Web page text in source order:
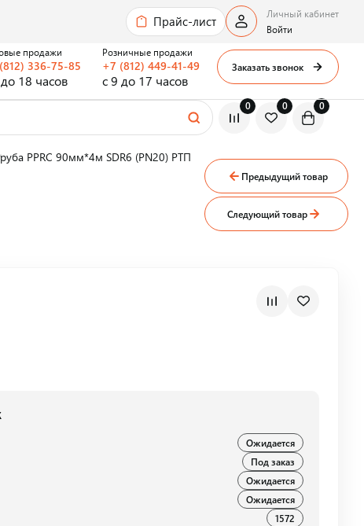
Прайс-лист
0 0 0
продажи
336-75-85
18 часов
Розничные продажи
+7 (812) 449-41-49
с 9 до 17 часов
Заказать звонок
Личный кабинет
Войти
PPRC 90мм*4м SDR6 (PN20) РТП
Ожидается
Под заказ
Ожидается
Ожидается
1572
Предыдущий товар
Следующий товар